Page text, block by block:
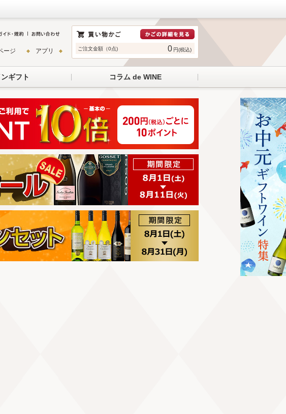
ご注文金額（0点) 0 円(税込)
ージ アプリ
ギフト コラム de WINE